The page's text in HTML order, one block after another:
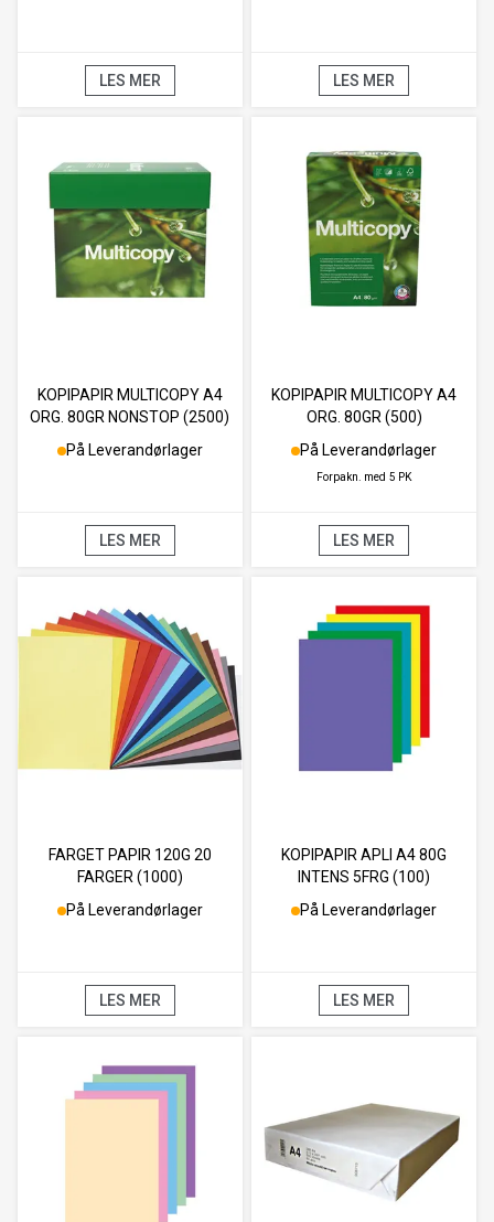
LES MER LES MER
KOPIPAPIR MULTICOPY A4
ORG. 80GR NONSTOP (2500)
På Leverandørlager
LES MER
KOPIPAPIR MULTICOPY A4
ORG. 80GR (500)
På Leverandørlager
Forpakn. med 5 PK
LES MER
FARGET PAPIR 120G 20
FARGER (1000)
På Leverandørlager
LES MER
KOPIPAPIR APLI A4 80G
INTENS 5FRG (100)
På Leverandørlager
LES MER